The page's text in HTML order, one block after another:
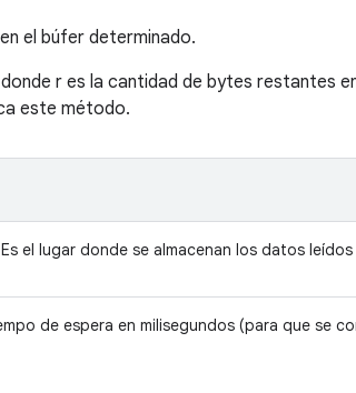
el búfer determinado.
r es la cantidad de bytes restantes
este método.
el lugar donde se almacenan los datos
de espera en milisegundos (para que se